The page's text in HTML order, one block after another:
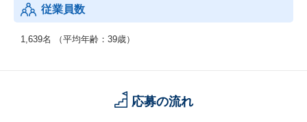
従業員数
1,639名 （平均年齢：39歳）
応募の流れ